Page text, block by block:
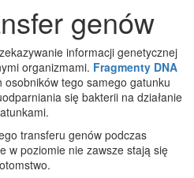
genów
informacji genetycznej
organizmami. Fragmenty DNA
osobników tego samego gatunku
się bakterii na działanie
transferu genów podczas
w poziomie nie zawsze stają się